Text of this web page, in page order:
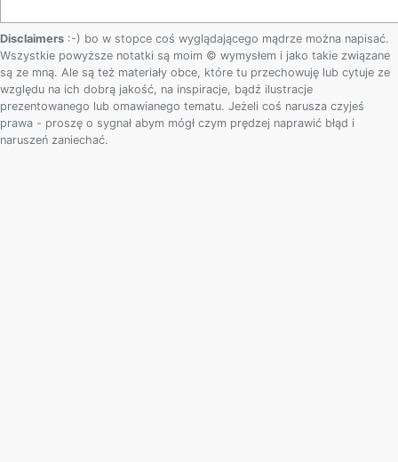
Disclaimers :-) bo w stopce coś wyglądającego mądrze można napisać.
Wszystkie powyższe notatki są moim © wymysłem i jako takie związane
są ze mną. Ale są też materiały obce, które tu przechowuję lub cytuje ze
względu na ich dobrą jakość, na inspiracje, bądź ilustracje
prezentowanego lub omawianego tematu. Jeżeli coś narusza czyjeś
prawa - proszę o sygnał abym mógł czym prędzej naprawić błąd i
naruszeń zaniechać.